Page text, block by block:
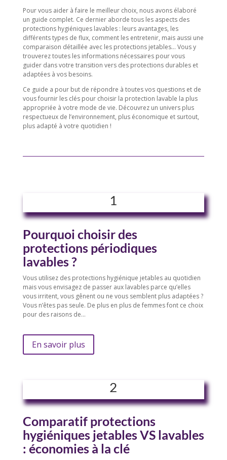
Pour vous aider à faire le meilleur choix, nous avons élaboré
un guide complet. Ce dernier aborde tous les aspects des
protections hygiéniques lavables : leurs avantages, les
différents types de flux, comment les entretenir, mais aussi une
comparaison détaillée avec les protections jetables… Vous y
trouverez toutes les informations nécessaires pour vous
guider dans votre transition vers des protections durables et
adaptées à vos besoins.
Ce guide a pour but de répondre à toutes vos questions et de
vous fournir les clés pour choisir la protection lavable la plus
appropriée à votre mode de vie. Découvrez un univers plus
respectueux de l’environnement, plus économique et surtout,
plus adapté à votre quotidien !
1
Pourquoi choisir des
protections périodiques
lavables ?
Vous utilisez des protections hygiénique jetables au quotidien
mais vous envisagez de passer aux lavables parce qu’elles
vous irritent, vous gênent ou ne vous semblent plus adaptées ?
Vous n’êtes pas seule. De plus en plus de femmes font ce choix
pour des raisons de…
En savoir plus
2
Comparatif protections
hygiéniques jetables VS lavables
: économies à la clé